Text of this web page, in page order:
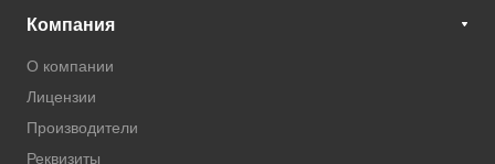
Компания
О компании
Лицензии
Производители
Реквизиты